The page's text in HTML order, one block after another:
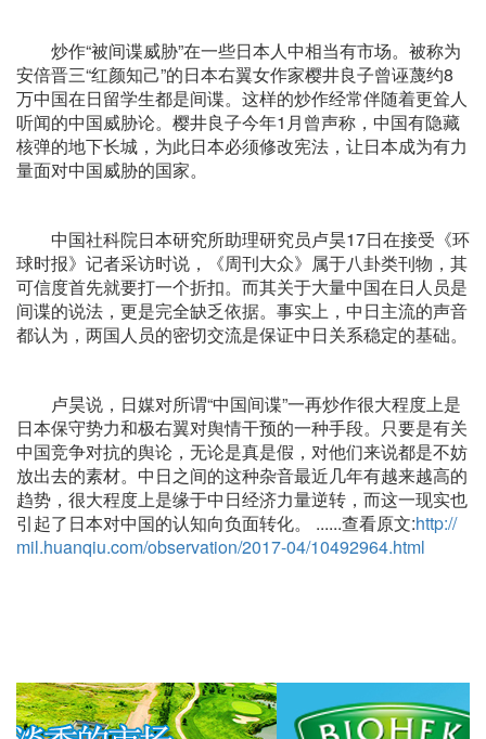
炒作“被间谍威胁”在一些日本人中相当有市场。被称为
安倍晋三“红颜知己”的日本右翼女作家樱井良子曾诬蔑约8
万中国在日留学生都是间谍。这样的炒作经常伴随着更耸人
听闻的中国威胁论。樱井良子今年1月曾声称，中国有隐藏
核弹的地下长城，为此日本必须修改宪法，让日本成为有力
量面对中国威胁的国家。
中国社科院日本研究所助理研究员卢昊17日在接受《环
球时报》记者采访时说，《周刊大众》属于八卦类刊物，其
可信度首先就要打一个折扣。而其关于大量中国在日人员是
间谍的说法，更是完全缺乏依据。事实上，中日主流的声音
都认为，两国人员的密切交流是保证中日关系稳定的基础。
卢昊说，日媒对所谓“中国间谍”一再炒作很大程度上是
日本保守势力和极右翼对舆情干预的一种手段。只要是有关
中国竞争对抗的舆论，无论是真是假，对他们来说都是不妨
放出去的素材。中日之间的这种杂音最近几年有越来越高的
趋势，很大程度上是缘于中日经济力量逆转，而这一现实也
引起了日本对中国的认知向负面转化。 ......查看原文:http://
mil.huanqiu.com/observation/2017-04/10492964.html